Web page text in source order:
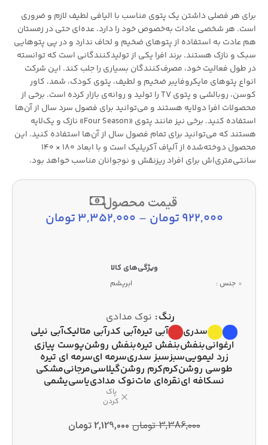
برای هر فصلی داشتن یک پتوی مناسب با الیافی لطیف لازم و ضروری
است. هر شخصی عادات به‌خصوص خود را دارد. عده‌ای حتی در زمستان
هم عادت به استفاده از پتوهای ضخیم و لحاف ندارد و در پی پتوهایی
سبک و نازک هستند. برند افرا یکی از تولیدکنندگانی است که توانسته
در طول فعالیت خود، مصرف‌کنندگان بسیاری را جلب کند. این شرکت
انواع پتوهای مایکروفایبر ضخیم و لطیف، پتوی کودک، شمد، کاور
کوسن، روبالشی و پتوی TV را تولید و روانه‌ی بازار کرده است. برخی از
محصولات افرا دولایه هستند و می‌توانید برای فصول سرد سال از آن‌ها
استفاده کنید. برخی نیز مانند پتوی «Four Season» نازک و یک‌لایه
هستند که می‌توانید برای تمام فصول سال از آن‌ها استفاده کنید. این
محصول دوخته‌شده از آلیاف آکریلیک است و با ابعاد 180 × 140
سانتی‌متری‌اش برای افراد ریزنقش و نوجوانان مناسب خواهد بود.
قیمت محصول
922,000تومان –
3,352,000تومان
جنس : ابریشم
رنگ نوک مدادی
سدری
آبی تیرهآبی کدرآبی متالیکآبی نیلی
ارغوانیبنفشبنفش تیرهبنفش روشنپوست پیازی
زرد لیموییسبزسبز سدریسرمه ایسرمه ای تیره
طوسی روشنکرمکرم روشنگیلاسیمرجانیمشکی
نسکافه اینقره‌ای ماتنوک مدادییاسییشمی
پاک
کردن
3,386,000 تومان 2,129,000تومان